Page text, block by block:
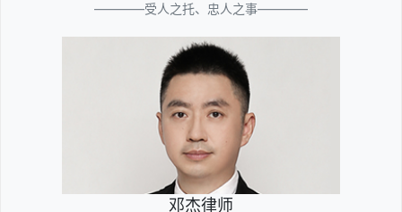
————受人之托、忠人之事————
邓杰律师